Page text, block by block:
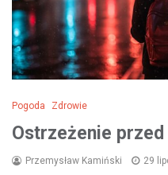
Pogoda Zdrowie
Ostrzeżenie przed
Przemysław Kamiński 29